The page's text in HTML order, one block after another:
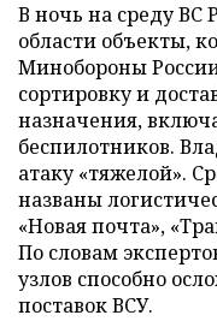
В ночь на среду ВС
области объекты,
Минобороны
сортировку и
назначения,
беспилотников.
атаку «тяжелой».
названы
«Новая почта»,
По словам
узлов способно
поставок ВСУ.